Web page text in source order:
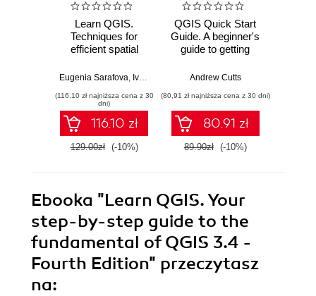
Learn QGIS.
Techniques for
efficient spatial
Edition
Eugenia Sarafova Ivan Ivanov Andrew Cutts,Anita Graser
(116,10 zł najniższa cena z 30
dni)
116.10 zł
129.00zł (-10%)
QGIS Quick Start
Guide. A beginner's
guide to getting
3.4
Andrew Cutts
(80,91 zł najniższa cena z 30 dni)
80.91 zł
89.90zł (-10%)
Ebooka "Learn QGIS. Your
step-by-step guide to the
fundamental of QGIS 3.4 -
Fourth Edition" przeczytasz
na: